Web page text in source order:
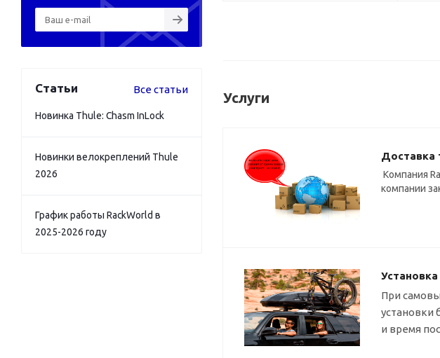
Услуги
Доставка
Компания
компании
При
установки
и время
Статьи Все статьи
Новинка Thule: Chasm InLock
Новинки велокреплений Thule
2026
График работы RackWorld в
2025-2026 году